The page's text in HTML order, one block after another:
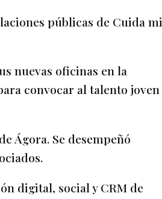
públicas de Cuida mi
nuevas oficinas en la
convocar al talento joven
Ágora. Se desempeñó
digital, social y CRM de